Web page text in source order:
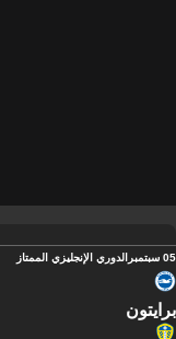
05 سبتمبر الدوري الإنجليزي الممتاز
برايتون